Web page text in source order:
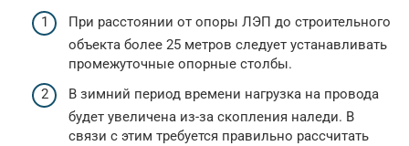
При расстоянии от опоры ЛЭП до строительного
объекта более 25 метров следует устанавливать
промежуточные опорные столбы.
В зимний период времени нагрузка на провода
будет увеличена из-за скопления наледи. В
связи с этим требуется правильно рассчитать